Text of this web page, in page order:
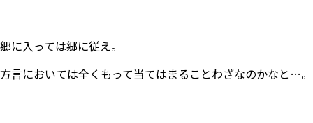
郷に入っては郷に従え。
方言においては全くもって当てはまることわざなのかなと…。